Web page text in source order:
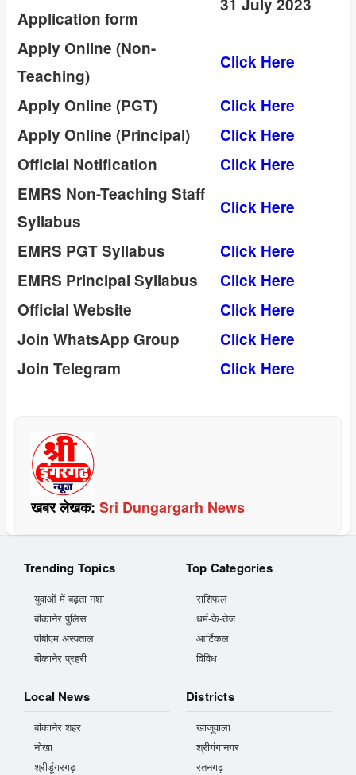
Application form
Apply Online (Non-
Teaching)
Click Here
Apply Online (PGT)
Click Here
Apply Online (Principal)
Click Here
Official Notification
Click Here
EMRS Non-Teaching Staff
Syllabus
Click Here
EMRS PGT Syllabus
Click Here
EMRS Principal Syllabus
Click Here
Official Website
Click Here
Join WhatsApp Group
Click Here
Join Telegram
Click Here
खबर लेखक: Sri Dungargarh News
Trending Topics
युवाओं में बढ़ता नशा
बीकानेर पुलिस
पीबीएम अस्पताल
बीकानेर प्रहरी
Top Categories
राशिफल
धर्म-के-तेज
आर्टिकल
विविध
Local News
बीकानेर शहर
नोखा
श्रीडूंगरगढ़
Districts
खाजूवाला
श्रीगंगानगर
रतनगढ़